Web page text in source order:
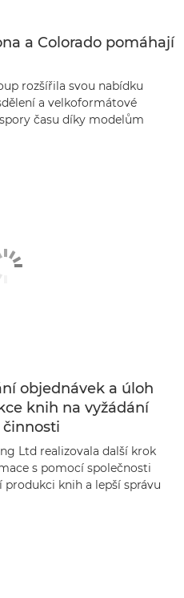
a Colorado pomáhají
rozšířila svou nabídku
a velkoformátové
času díky modelům
objednávek a úloh
knih na vyžádání
Ltd realizovala další krok
s pomocí společnosti
produkci knih a lepší správu